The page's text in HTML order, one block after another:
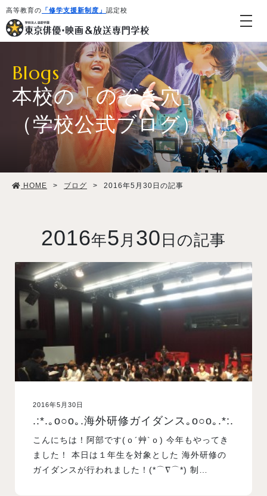
高等教育の 「修学支援新制度」 認定校
学校紹介・教育システム
学生生活
就職・デビュー
入試案内
オープンキャンパス
訪問者別メニュー
Blogs
本校の「のぞき穴」
（学校公式ブログ）
HOME > ブログ > 2016年5月30日の記事
2016年5 月 30 日の記事
2016年5月30日
.:*.｡o○o｡.海外研修ガイダンス｡o○o｡.*:.
こんにちは！阿部です(ｏ´艸`ｏ) 今年もやってき
ました！ 本日は１年生を対象とした 海外研修の
ガイダンスが行われました！(*⌒∇⌒*) 制…